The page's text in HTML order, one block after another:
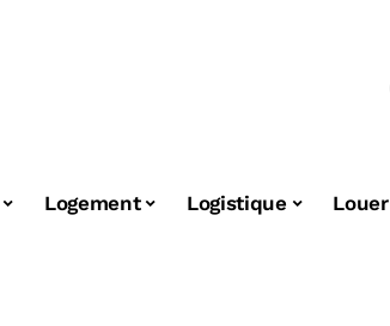
Logement Logistique Louer